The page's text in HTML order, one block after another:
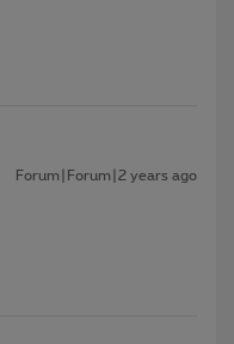
Forum|Forum|2 years ago